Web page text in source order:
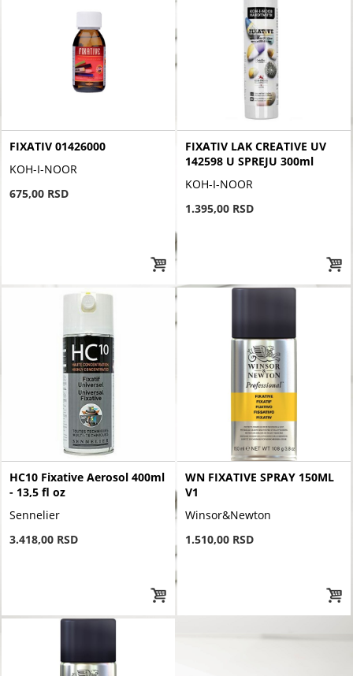
FIXATIV 01426000
KOH-I-NOOR
675,00 RSD
FIXATIV LAK CREATIVE UV
142598 U SPREJU 300ml
KOH-I-NOOR
1.395,00 RSD
HC10 Fixative Aerosol 400ml
- 13,5 fl oz
Sennelier
3.418,00 RSD
WN FIXATIVE SPRAY 150ML
V1
Winsor&Newton
1.510,00 RSD